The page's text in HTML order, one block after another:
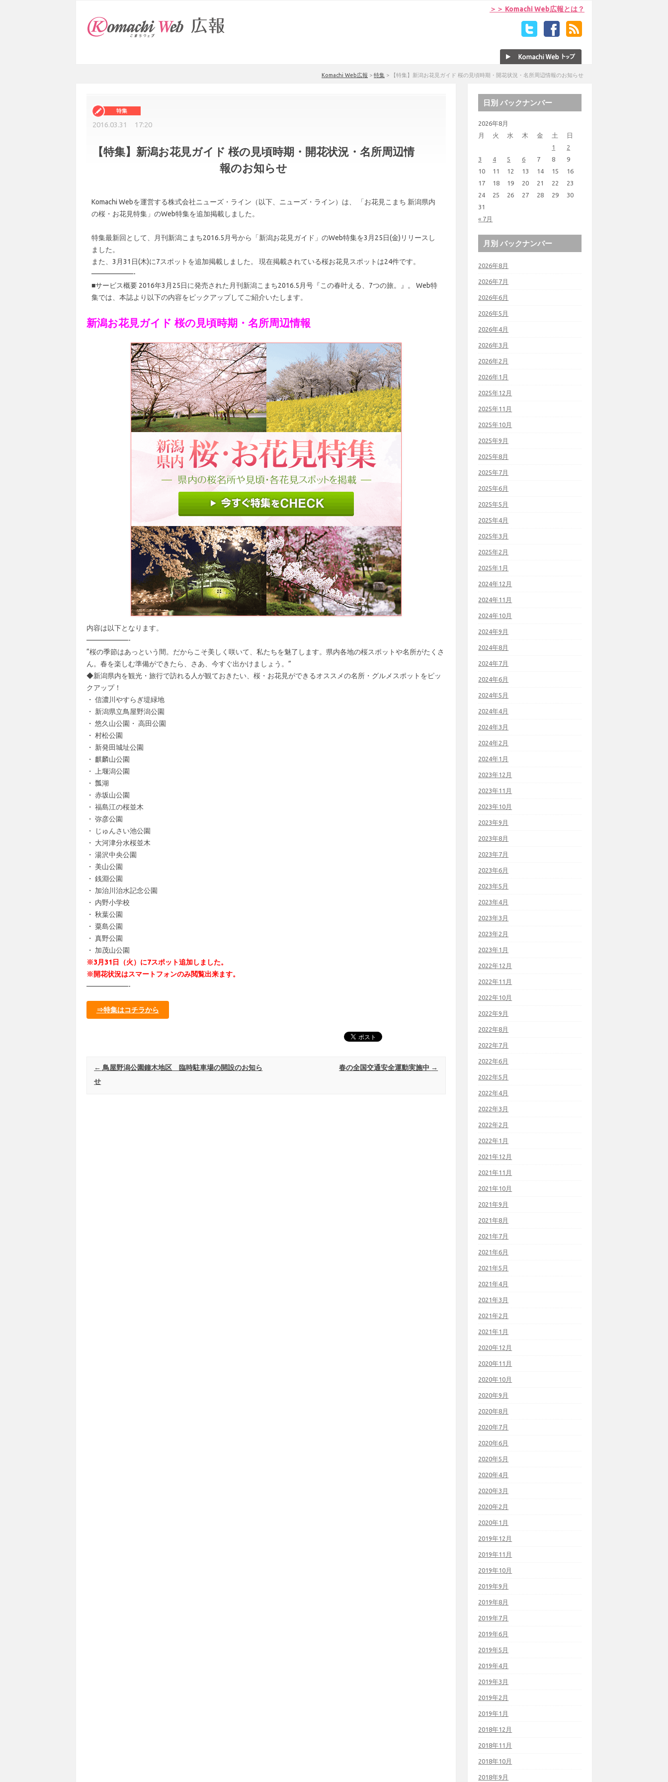
＞＞ Komachi Web広報とは？
Komachi Web広報 > 特集 > 【特集】新潟お花見ガイド 桜の見頃時期・開花状況・名所周辺情報のお知らせ
2016.03.31 17:20
【特集】新潟お花見ガイド 桜の見頃時期・開花状況・名所周辺情
報のお知らせ
Komachi Webを運営する株式会社ニューズ・ライン（以下、ニューズ・ライン）は、 「お花見こまち 新潟県内
の桜・お花見特集」のWeb特集を追加掲載しました。
特集最新回として、月刊新潟こまち2016.5月号から「新潟お花見ガイド」のWeb特集を3月25日(金)リリースし
ました。
また、3月31日(木)に7スポットを追加掲載しました。 現在掲載されている桜お花見スポットは24件です。
——————-
■サービス概要 2016年3月25日に発売された月刊新潟こまち2016.5月号『この春叶える、7つの旅。』。 Web特
集では、本誌より以下の内容をピックアップしてご紹介いたします。
新潟お花見ガイド 桜の見頃時期・名所周辺情報
内容は以下となります。
——————-
“桜の季節はあっという間。だからこそ美しく咲いて、私たちを魅了します。県内各地の桜スポットや名所がたくさ
ん。春を楽しむ準備ができたら、さあ、今すぐ出かけましょう。”
◆新潟県内を観光・旅行で訪れる人が観ておきたい、桜・お花見ができるオススメの名所・グルメスポットをピッ
クアップ！
・ 信濃川やすらぎ堤緑地
・ 新潟県立鳥屋野潟公園
・ 悠久山公園・ 高田公園
・ 村松公園
・ 新発田城址公園
・ 麒麟山公園
・ 上堰潟公園
・ 瓢湖
・ 赤坂山公園
・ 福島江の桜並木
・ 弥彦公園
・ じゅんさい池公園
・ 大河津分水桜並木
・ 湯沢中央公園
・ 美山公園
・ 銭淵公園
・ 加治川治水記念公園
・ 内野小学校
・ 秋葉公園
・ 粟島公園
・ 真野公園
・ 加茂山公園
※3月31日（火）に7スポット追加しました。
※開花状況はスマートフォンのみ閲覧出来ます。
——————-
⇒特集はコチラから
Post navigation
← 鳥屋野潟公園鐘木地区 臨時駐車場の開設のお知ら
せ
春の全国交通安全運動実施中 →
日別 バックナンバー
2026年8月
月
火 水 木 金 土 日
« 7月
1
2
3
4 5 6 7 8
9
10
11 12 13 14 15
16
17
18 19 20 21 22
23
24
25 26 27 28 29
30
31
月別 バックナンバー
2026年8月
2026年7月
2026年6月
2026年5月
2026年4月
2026年3月
2026年2月
2026年1月
2025年12月
2025年11月
2025年10月
2025年9月
2025年8月
2025年7月
2025年6月
2025年5月
2025年4月
2025年3月
2025年2月
2025年1月
2024年12月
2024年11月
2024年10月
2024年9月
2024年8月
2024年7月
2024年6月
2024年5月
2024年4月
2024年3月
2024年2月
2024年1月
2023年12月
2023年11月
2023年10月
2023年9月
2023年8月
2023年7月
2023年6月
2023年5月
2023年4月
2023年3月
2023年2月
2023年1月
2022年12月
2022年11月
2022年10月
2022年9月
2022年8月
2022年7月
2022年6月
2022年5月
2022年4月
2022年3月
2022年2月
2022年1月
2021年12月
2021年11月
2021年10月
2021年9月
2021年8月
2021年7月
2021年6月
2021年5月
2021年4月
2021年3月
2021年2月
2021年1月
2020年12月
2020年11月
2020年10月
2020年9月
2020年8月
2020年7月
2020年6月
2020年5月
2020年4月
2020年3月
2020年2月
2020年1月
2019年12月
2019年11月
2019年10月
2019年9月
2019年8月
2019年7月
2019年6月
2019年5月
2019年4月
2019年3月
2019年2月
2019年1月
2018年12月
2018年11月
2018年10月
2018年9月